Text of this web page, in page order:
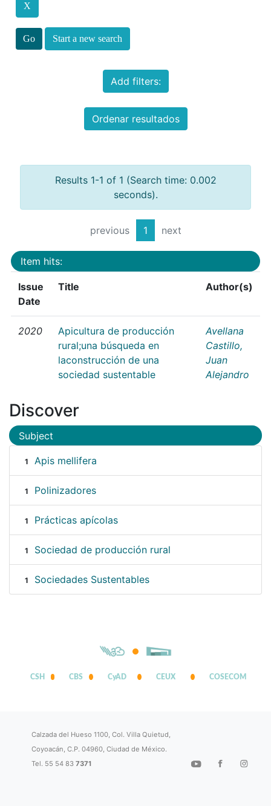
Start a new search
Add filters:
Ordenar resultados
Results 1-1 of 1 (Search time: 0.002
seconds).
previous 1 next
Item hits:
Issue
Date
Title Author(s)
2020
Apicultura de producción
rural;una búsqueda en
laconstrucción de una
sociedad sustentable
Avellana
Castillo,
Juan
Alejandro
Discover
Subject
1 Apis mellifera
1 Polinizadores
1 Prácticas apícolas
1 Sociedad de producción rural
1 Sociedades Sustentables
CSH CBS CyAD CEUX COSECOM
Calzada del Hueso 1100, Col. Villa Quietud,
Coyoacán, C.P. 04960, Ciudad de México.
Tel. 55 54 837371